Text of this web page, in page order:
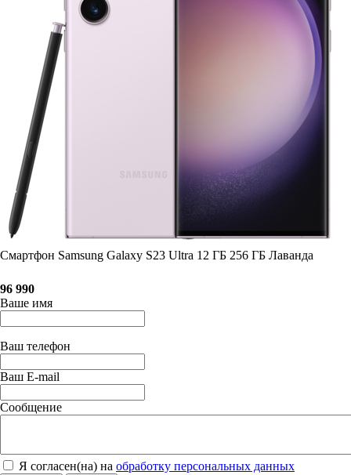
Смартфон Samsung Galaxy S23 Ultra 12 ГБ 256 ГБ Лаванда
96 990
Ваше имя
Ваш телефон
Ваш E-mail
Сообщение
Я согласен(на) на обработку персональных данных